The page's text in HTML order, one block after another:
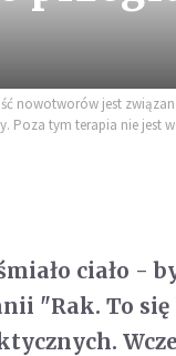
nowotworów jest
Poza tym terapia nie jest
ciało -
"Rak. To się